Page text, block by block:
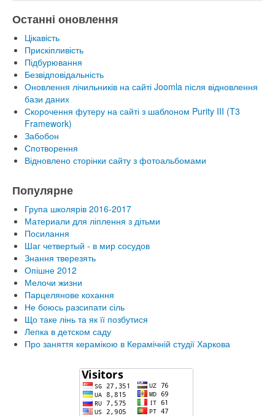
Останні оновлення
Цікавість
Прискіпливість
Підбурювання
Безвідповідальність
Оновлення лічильників на сайті Joomla після відновлення
бази даних
Скорочення футеру на сайті з шаблоном Purity III (T3
Framework)
Забобон
Спотворення
Відновлено сторінки сайту з фотоальбомами
Популярне
Група школярів 2016-2017
Материали для ліплення з дітьми
Посилання
Шаг четвертый - в мир сосудов
Знання тверезять
Опішне 2012
Мелочи жизни
Парцелянове кохання
Не боюсь разсипати сіль
Що таке лінь та як її позбутися
Лепка в детском саду
Про заняття керамікою в Керамічній студії Харкова